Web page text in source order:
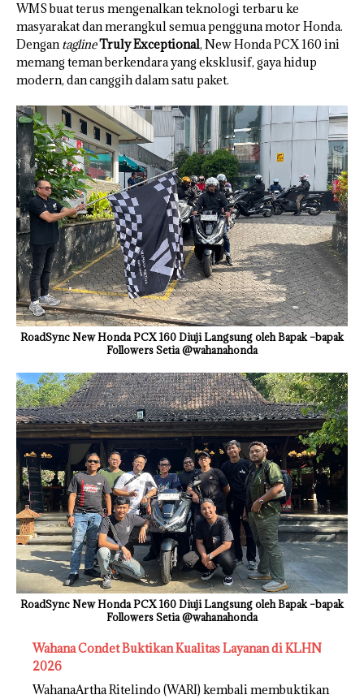
WMS buat terus mengenalkan teknologi terbaru ke
masyarakat dan merangkul semua pengguna motor Honda.
DengantaglineTruly Exceptional, New Honda PCX 160 ini
memang teman berkendara yang eksklusif, gaya hidup
modern, dan canggih dalam satu paket.
RoadSync New Honda PCX 160 Diuji Langsung oleh Bapak –bapak
Followers Setia @wahanahonda
RoadSync New Honda PCX 160 Diuji Langsung oleh Bapak –bapak
Followers Setia @wahanahonda
Wahana Condet Buktikan Kualitas Layanan di KLHN
2026
WahanaArtha Ritelindo (WARI) kembali membuktikan